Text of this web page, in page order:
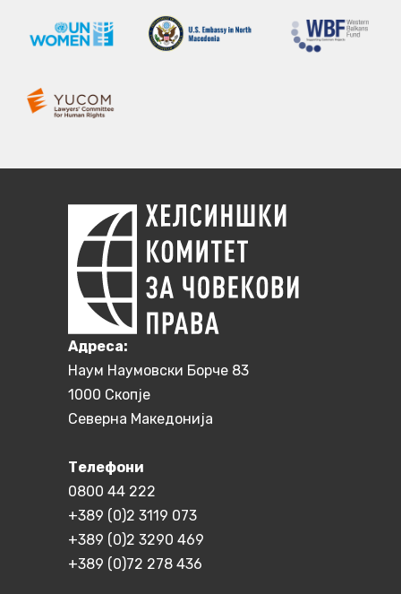
Aдреса:
Наум Наумовски Борче 83
1000 Скопје
Северна Македонија
Телефони
0800 44 222
+389 (0)2 3119 073
+389 (0)2 3290 469
+389 (0)72 278 436